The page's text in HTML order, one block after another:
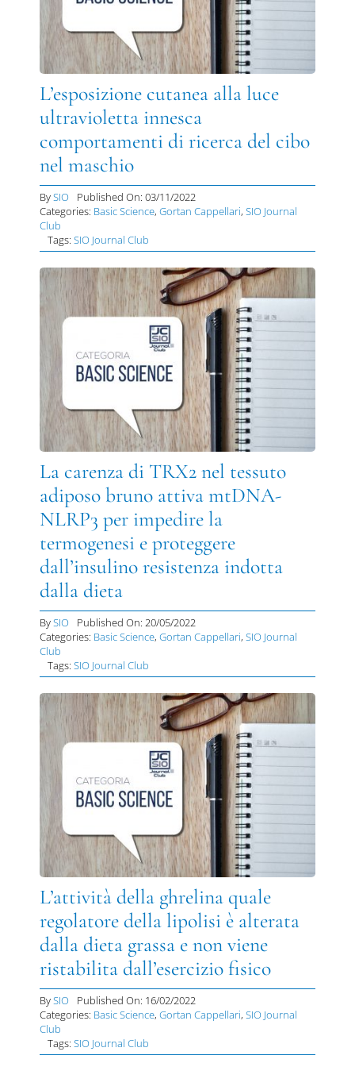
DIVULGAZIONE
RETE CENTRI
AREA SOCI
CONTATTI
L’esposizione cutanea alla luce
ultravioletta innesca
comportamenti di ricerca del cibo
nel maschio
BySIO
Published On: 03/11/2022
Categories: Basic Science, Gortan Cappellari, SIO Journal
Club
Tags: SIO Journal Club
La carenza di TRX2 nel tessuto
adiposo bruno attiva mtDNA-
NLRP3 per impedire la
termogenesi e proteggere
dall’insulino resistenza indotta
dalla dieta
BySIO
Published On: 20/05/2022
Categories: Basic Science, Gortan Cappellari, SIO Journal
Club
Tags: SIO Journal Club
L’attività della ghrelina quale
regolatore della lipolisi è alterata
dalla dieta grassa e non viene
ristabilita dall’esercizio fisico
BySIO
Published On: 16/02/2022
Categories: Basic Science, Gortan Cappellari, SIO Journal
Club
Tags: SIO Journal Club